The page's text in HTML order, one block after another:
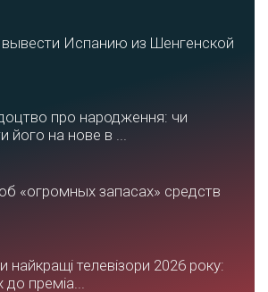
Испанию из Шенгенской
про народження: чи
його на нове в ...
«огромных запасах» средств
найкращі телевізори 2026 року:
преміа...